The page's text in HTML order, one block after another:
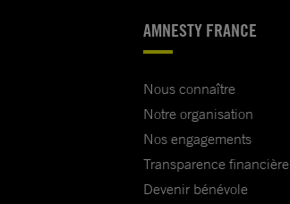
AMNESTY FRANCE
Nous connaître
Notre organisation
Nos engagements
Transparence financière
Devenir bénévole